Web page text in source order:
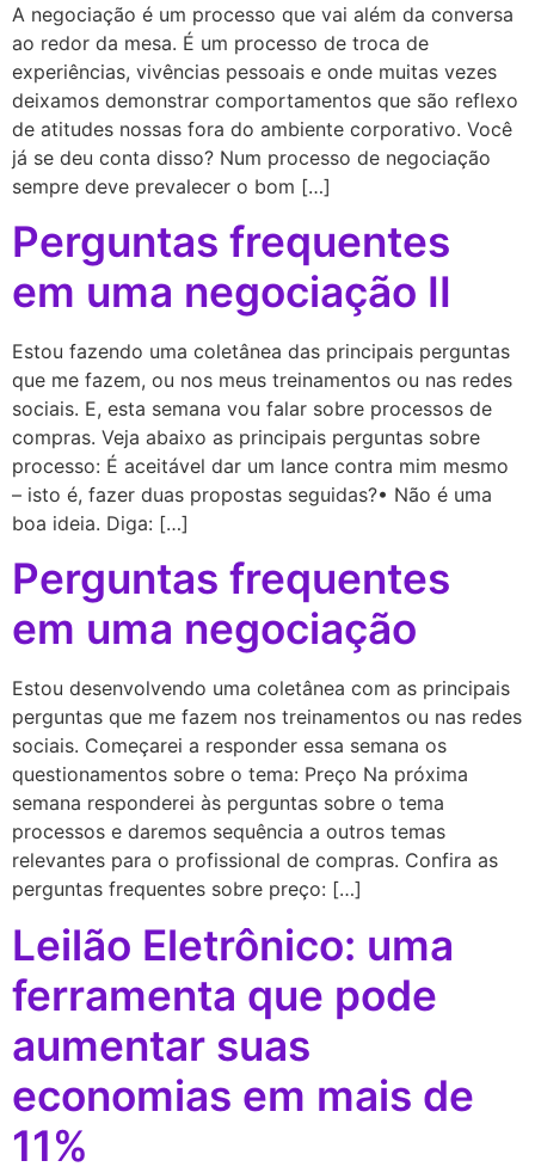
A negociação é um processo que vai além da conversa
ao redor da mesa. É um processo de troca de
experiências, vivências pessoais e onde muitas vezes
deixamos demonstrar comportamentos que são reflexo
de atitudes nossas fora do ambiente corporativo. Você
já se deu conta disso? Num processo de negociação
sempre deve prevalecer o bom […]
Perguntas frequentes
em uma negociação II
Estou fazendo uma coletânea das principais perguntas
que me fazem, ou nos meus treinamentos ou nas redes
sociais. E, esta semana vou falar sobre processos de
compras. Veja abaixo as principais perguntas sobre
processo: É aceitável dar um lance contra mim mesmo
– isto é, fazer duas propostas seguidas?• Não é uma
boa ideia. Diga: […]
Perguntas frequentes
em uma negociação
Estou desenvolvendo uma coletânea com as principais
perguntas que me fazem nos treinamentos ou nas redes
sociais. Começarei a responder essa semana os
questionamentos sobre o tema: Preço Na próxima
semana responderei às perguntas sobre o tema
processos e daremos sequência a outros temas
relevantes para o profissional de compras. Confira as
perguntas frequentes sobre preço: […]
Leilão Eletrônico: uma
ferramenta que pode
aumentar suas
economias em mais de
11%